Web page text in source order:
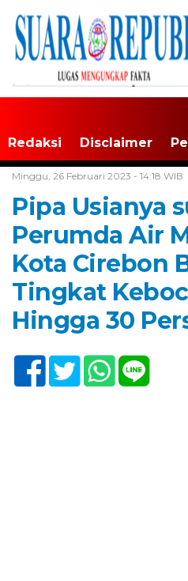
Redaksi Disclaimer
Minggu, 26 Februari 2023 - 14:18 WIB
Pipa Usianya
Perumda Air
Kota Cirebon
Tingkat
Hingga 30